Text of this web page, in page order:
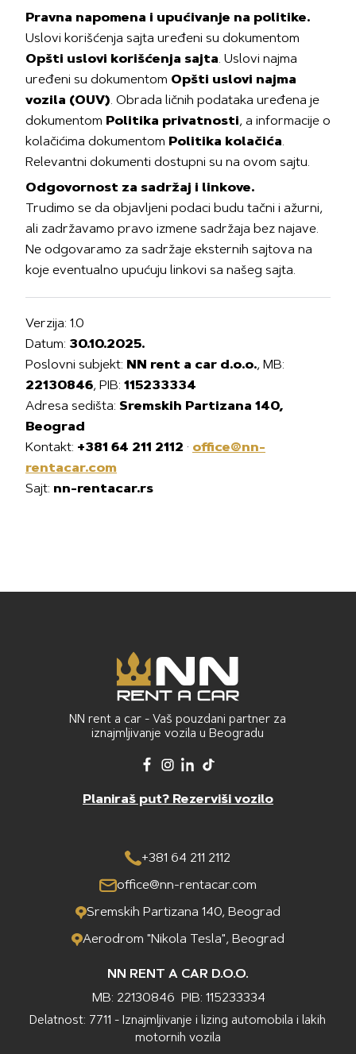
Pravna napomena i upućivanje na politike.
Uslovi korišćenja sajta uređeni su dokumentom
Opšti uslovi korišćenja sajta. Uslovi najma
uređeni su dokumentom Opšti uslovi najma
vozila (OUV). Obrada ličnih podataka uređena je
dokumentom Politika privatnosti, a informacije o
kolačićima dokumentom Politika kolačića.
Relevantni dokumenti dostupni su na ovom sajtu.
Odgovornost za sadržaj i linkove.
Trudimo se da objavljeni podaci budu tačni i ažurni,
ali zadržavamo pravo izmene sadržaja bez najave.
Ne odgovaramo za sadržaje eksternih sajtova na
koje eventualno upućuju linkovi sa našeg sajta.
Verzija: 1.0
Datum: 30.10.2025.
Poslovni subjekt: NN rent a car d.o.o., MB:
22130846, PIB: 115233334
Adresa sedišta: Sremskih Partizana 140,
Beograd
Kontakt: +381 64 211 2112 · office@nn-
rentacar.com
Sajt: nn-rentacar.rs
NN rent a car - Vaš pouzdani partner za
iznajmljivanje vozila u Beogradu
Planiraš put? Rezerviši vozilo
+381 64 211 2112
office@nn-rentacar.com
Sremskih Partizana 140, Beograd
Aerodrom "Nikola Tesla", Beograd
NN RENT A CAR D.O.O.
MB: 22130846
PIB: 115233334
Delatnost: 7711 - Iznajmljivanje i lizing automobila i lakih
motornih vozila